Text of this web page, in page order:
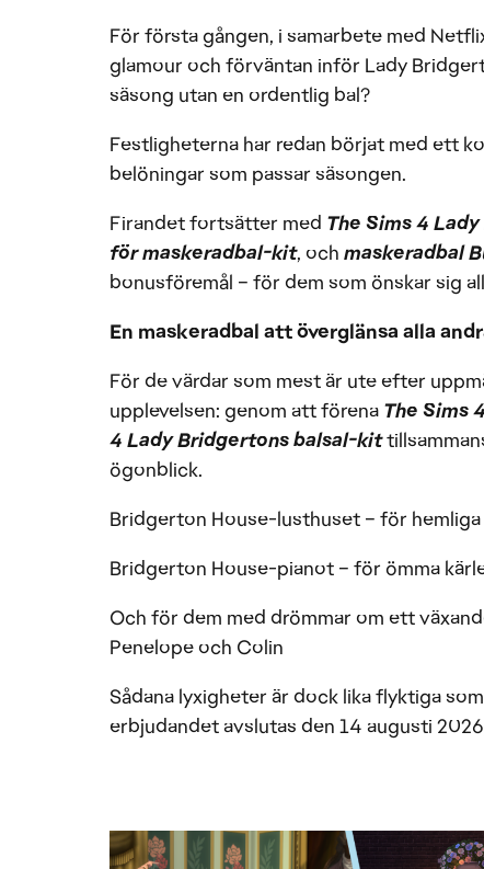
För första gången, i samarbete med
glamour och förväntan inför Lady
säsong utan en ordentlig bal?
Festligheterna har redan börjat med ett
belöningar som passar säsongen.
Firandet fortsätter med The Sims 4
för maskeradbal-kit, och maskeradbal
bonusföremål – för dem som önskar sig
En maskeradbal att överglänsa alla
För de värdar som mest är ute efter
upplevelsen: genom att förena The Sims
4 Lady Bridgertons balsal-kit
ögonblick.
Bridgerton House-lusthuset – för
Bridgerton House-pianot – för ömma
Och för dem med drömmar om ett
Penelope och Colin
Sådana lyxigheter är dock lika flyktiga
erbjudandet avslutas den 14 augusti